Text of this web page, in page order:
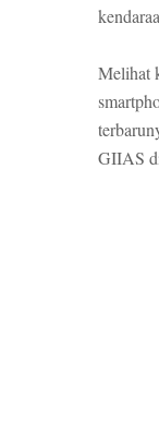
Melihat
GIIAS